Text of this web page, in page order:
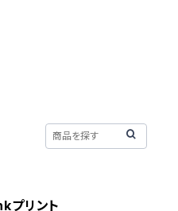
プリント